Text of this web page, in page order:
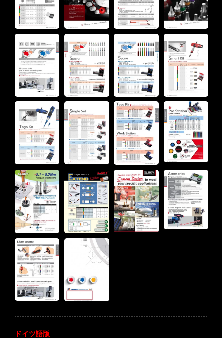
ドイツ語版